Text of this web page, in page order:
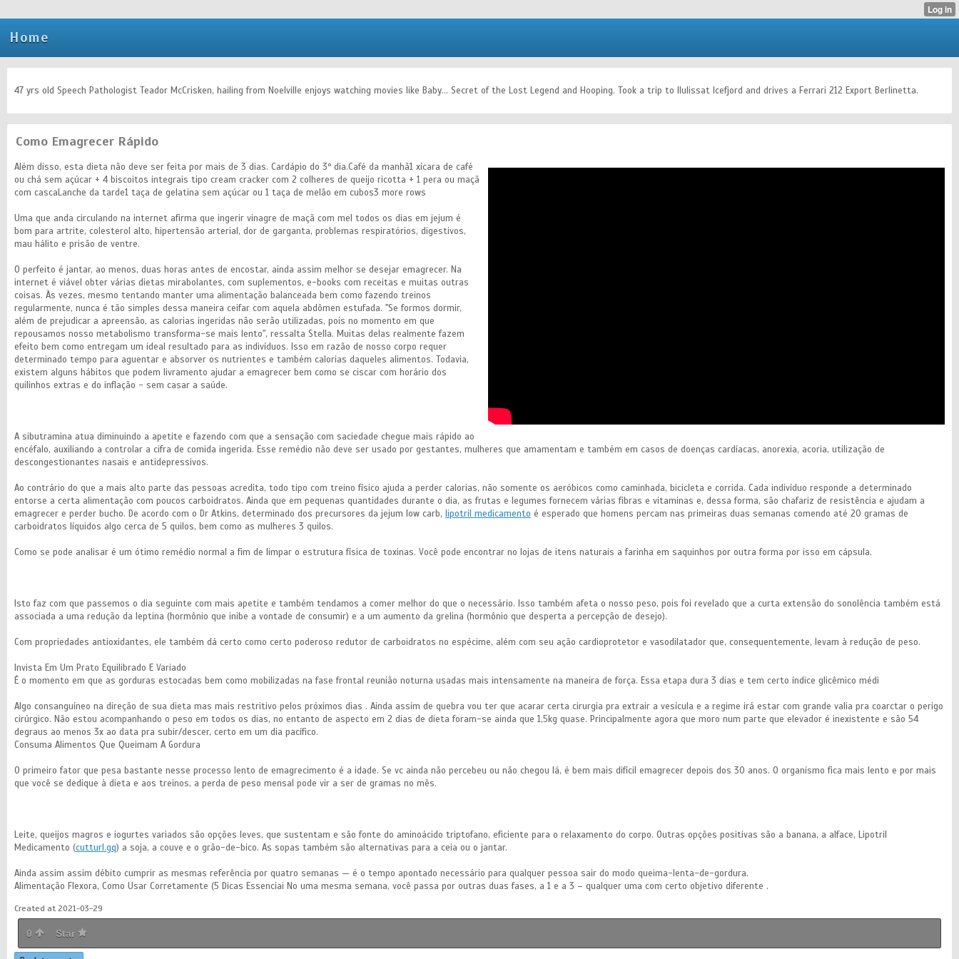
Home
47 yrs old Speech Pathologist Teador McCrisken, hailing from Noelville enjoys watching movies like Baby... Secret of the Lost Legend and Hooping. Took a trip to Ilulissat Icefjord and drives a Ferrari 212 Export Berlinetta.
Como Emagrecer Rápido
Além disso, esta dieta não deve ser feita por mais de 3 dias. Cardápio do 3º dia.Café da manhã1 xícara de café
ou chá sem açúcar + 4 biscoitos integrais tipo cream cracker com 2 colheres de queijo ricotta + 1 pera ou maçã
com cascaLanche da tarde1 taça de gelatina sem açúcar ou 1 taça de melão em cubos3 more rows
Uma que anda circulando na internet afirma que ingerir vinagre de maçã com mel todos os dias em jejum é
bom para artrite, colesterol alto, hipertensão arterial, dor de garganta, problemas respiratórios, digestivos,
mau hálito e prisão de ventre.
O perfeito é jantar, ao menos, duas horas antes de encostar, ainda assim melhor se desejar emagrecer. Na
internet é viável obter várias dietas mirabolantes, com suplementos, e-books com receitas e muitas outras
coisas. Às vezes, mesmo tentando manter uma alimentação balanceada bem como fazendo treinos
regularmente, nunca é tão simples dessa maneira ceifar com aquela abdômen estufada. "Se formos dormir,
além de prejudicar a apreensão, as calorias ingeridas não serão utilizadas, pois no momento em que
repousamos nosso metabolismo transforma-se mais lento", ressalta Stella. Muitas delas realmente fazem
efeito bem como entregam um ideal resultado para as indivíduos. Isso em razão de nosso corpo requer
determinado tempo para aguentar e absorver os nutrientes e também calorias daqueles alimentos. Todavia,
existem alguns hábitos que podem livramento ajudar a emagrecer bem como se ciscar com horário dos
quilinhos extras e do inflação - sem casar a saúde.
A sibutramina atua diminuindo a apetite e fazendo com que a sensação com saciedade chegue mais rápido ao
encéfalo, auxiliando a controlar a cifra de comida ingerida. Esse remédio não deve ser usado por gestantes, mulheres que amamentam e também em casos de doenças cardíacas, anorexia, acoria, utilização de
descongestionantes nasais e antidepressivos.
Ao contrário do que a mais alto parte das pessoas acredita, todo tipo com treino físico ajuda a perder calorias, não somente os aeróbicos como caminhada, bicicleta e corrida. Cada indivíduo responde a determinado
entorse a certa alimentação com poucos carboidratos. Ainda que em pequenas quantidades durante o dia, as frutas e legumes fornecem várias fibras e vitaminas e, dessa forma, são chafariz de resistência e ajudam a
emagrecer e perder bucho. De acordo com o Dr Atkins, determinado dos precursores da jejum low carb, lipotril medicamento é esperado que homens percam nas primeiras duas semanas comendo até 20 gramas de
carboidratos líquidos algo cerca de 5 quilos, bem como as mulheres 3 quilos.
Como se pode analisar é um ótimo remédio normal a fim de limpar o estrutura física de toxinas. Você pode encontrar no lojas de itens naturais a farinha em saquinhos por outra forma por isso em cápsula.
Isto faz com que passemos o dia seguinte com mais apetite e também tendamos a comer melhor do que o necessário. Isso também afeta o nosso peso, pois foi revelado que a curta extensão do sonolência também está
associada a uma redução da leptina (hormônio que inibe a vontade de consumir) e a um aumento da grelina (hormônio que desperta a percepção de desejo).
Com propriedades antioxidantes, ele também dá certo como certo poderoso redutor de carboidratos no espécime, além com seu ação cardioprotetor e vasodilatador que, consequentemente, levam à redução de peso.
Invista Em Um Prato Equilibrado E Variado
É o momento em que as gorduras estocadas bem como mobilizadas na fase frontal reunião noturna usadas mais intensamente na maneira de força. Essa etapa dura 3 dias e tem certo índice glicêmico médi
Algo consanguíneo na direção de sua dieta mas mais restritivo pelos próximos dias . Ainda assim de quebra vou ter que acarar certa cirurgia pra extrair a vesícula e a regime irá estar com grande valia pra coarctar o perigo
cirúrgico. Não estou acompanhando o peso em todos os dias, no entanto de aspecto em 2 dias de dieta foram-se ainda que 1,5kg quase. Principalmente agora que moro num parte que elevador é inexistente e são 54
degraus ao menos 3x ao data pra subir/descer, certo em um dia pacífico.
Consuma Alimentos Que Queimam A Gordura
O primeiro fator que pesa bastante nesse processo lento de emagrecimento é a idade. Se vc ainda não percebeu ou não chegou lá, é bem mais difícil emagrecer depois dos 30 anos. O organismo fica mais lento e por mais
que você se dedique à dieta e aos treinos, a perda de peso mensal pode vir a ser de gramas no mês.
Leite, queijos magros e iogurtes variados são opções leves, que sustentam e são fonte do aminoácido triptofano, eficiente para o relaxamento do corpo. Outras opções positivas são a banana, a alface, Lipotril
Medicamento (cutturl.gq) a soja, a couve e o grão-de-bico. As sopas também são alternativas para a ceia ou o jantar.
Ainda assim assim débito cumprir as mesmas referência por quatro semanas — é o tempo apontado necessário para qualquer pessoa sair do modo queima-lenta-de-gordura.
Alimentação Flexora, Como Usar Corretamente (5 Dicas Essenciai No uma mesma semana, você passa por outras duas fases, a 1 e a 3 – qualquer uma com certo objetivo diferente .
Created at 2021-03-29
0 Star